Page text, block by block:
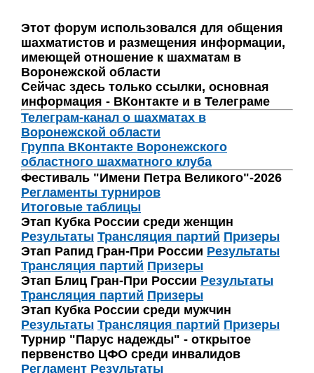
Этот форум использовался для общения
шахматистов и размещения информации,
имеющей отношение к шахматам в
Воронежской области
Сейчас здесь только ссылки, основная
информация - ВКонтакте и в Телеграме
Телеграм-канал о шахматах в
Воронежской области
Группа ВКонтакте Воронежского
областного шахматного клуба
Фестиваль "Имени Петра Великого"-2026
Регламенты турниров
Итоговые таблицы
Этап Кубка России среди женщин
Результаты Трансляция партий Призеры
Этап Рапид Гран-При России Результаты
Трансляция партий Призеры
Этап Блиц Гран-При России Результаты
Трансляция партий Призеры
Этап Кубка России среди мужчин
Результаты Трансляция партий Призеры
Турнир "Парус надежды" - открытое
первенство ЦФО среди инвалидов
Регламент Результаты